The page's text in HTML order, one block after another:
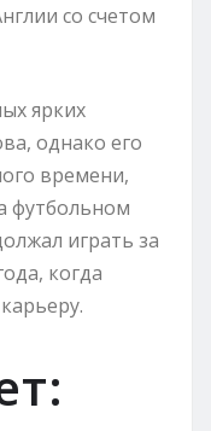
со счетом
ярких
однако его
времени,
футбольном
играть за
когда